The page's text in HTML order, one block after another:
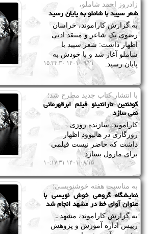
زادروز احمد شاملو،
شعر سپید با شاملو به پایان رسید
به گزارش کاراموند، خراسان
رضوی یک شاعر و منتقد ادبی
اظهار داشت: شعر سپید با
شاملو آغاز شد و با خودش به
پایان رسید.
۱۴۰۱/۰۹/۲۱ ۱۵:۳۴:۳۰
با انتشار كتاب جدید مطرح شد؛
کوئنتین تارانتینو فیلم ابرقهرمانی
نمی سازد
کاراموند: سازنده روزی
روزگاری در هالیوود اظهار
داشت که حاضر نیست فیلمی
برای مارول بسازد.
۱۴۰۱/۰۸/۱۵ ۱۰:۱۷:۳۱
به مناسبت هفته خوشنویسی؛
نمایشگاه گروهی خوش نویسی با
عنوان آوای خط در مشهد انجام شد
به گزارش کاراموند، مشهد ـ
رییس اداره آموزش و پژوهش